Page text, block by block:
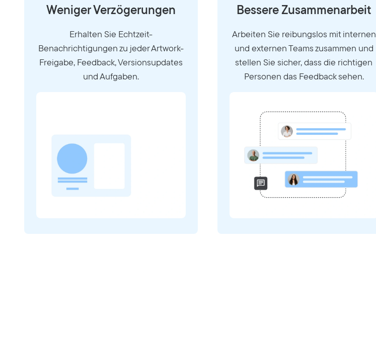
Weniger Verzögerungen
Erhalten Sie Echtzeit-
Benachrichtigungen zu jeder Artwork-
Freigabe, Feedback, Versionsupdates
und Aufgaben.
Bessere Zusammenarbeit
Arbeiten Sie reibungslos mit internen
und externen Teams zusammen und
stellen Sie sicher, dass die richtigen
Personen das Feedback sehen.